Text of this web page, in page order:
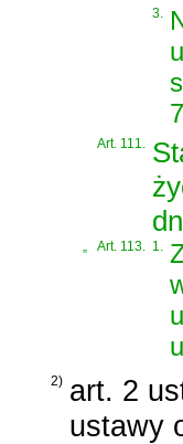
3.
Art. 111.
„ Art. 113. 1.
2) art. 2
ustawy